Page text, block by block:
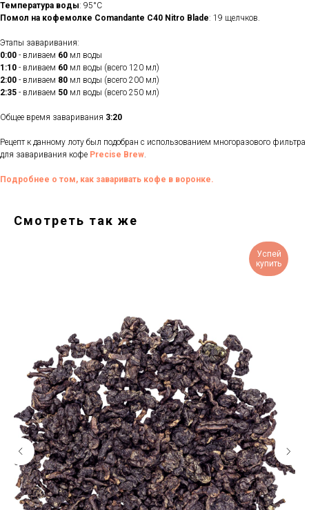
Температура воды: 95°С
Помол на кофемолке Comandante C40 Nitro Blade: 19 щелчков.
Этапы заваривания:
0:00 - вливаем 60 мл воды
1:10 - вливаем 60 мл воды (всего 120 мл)
2:00 - вливаем 80 мл воды (всего 200 мл)
2:35 - вливаем 50 мл воды (всего 250 мл)
Общее время заваривания 3:20
Рецепт к данному лоту был подобран с использованием многоразового фильтра
для заваривания кофе Precise Brew.
Подробнее о том, как заваривать кофе в воронке.
Смотреть так же
Успей
купить